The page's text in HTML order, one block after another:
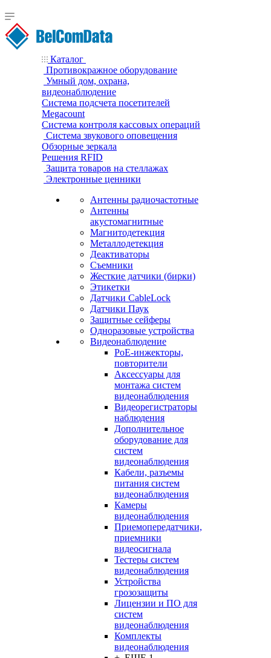
Каталог
Противокражное оборудование
Умный дом, охрана,
видеонаблюдение
Система подсчета посетителей
Megacount
Система контроля кассовых операций
Система звукового оповещения
Обзорные зеркала
Решения RFID
Защита товаров на стеллажах
Электронные ценники
Антенны радиочастотные
Антенны
акустомагнитные
Магнитодетекция
Металлодетекция
Деактиваторы
Съемники
Жесткие датчики (бирки)
Этикетки
Датчики CableLock
Датчики Паук
Защитные сейферы
Одноразовые устройства
Видеонаблюдение
PoE-инжекторы,
повторители
Аксессуары для
монтажа систем
видеонаблюдения
Видеорегистраторы
наблюдения
Дополнительное
оборудование для
систем
видеонаблюдения
Кабели, разъемы
питания систем
видеонаблюдения
Камеры
видеонаблюдения
Приемопередатчики,
приемники
видеосигнала
Тестеры систем
видеонаблюдения
Устройства
грозозащиты
Лицензии и ПО для
систем
видеонаблюдения
Комплекты
видеонаблюдения